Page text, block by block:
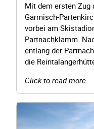
Mit dem ersten Zug
Garmisch-
vorbei am
Partnachklamm.
entlang der
die
Click to read more